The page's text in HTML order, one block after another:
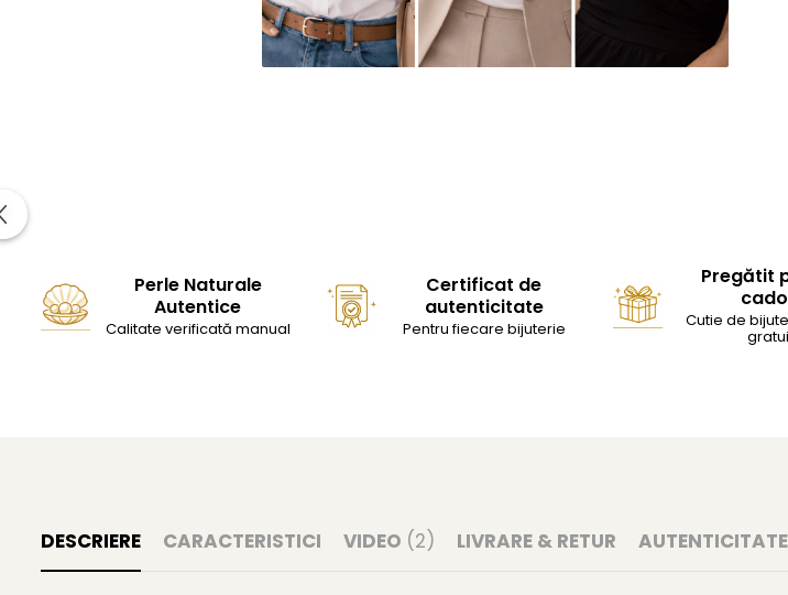
Perle Naturale
Autentice
Calitate verificată manual
Certificat de
autenticitate
Pentru fiecare bijuterie
Pregătit
Cutie de
DESCRIERE CARACTERISTICI VIDEO (2) LIVRARE & RETUR